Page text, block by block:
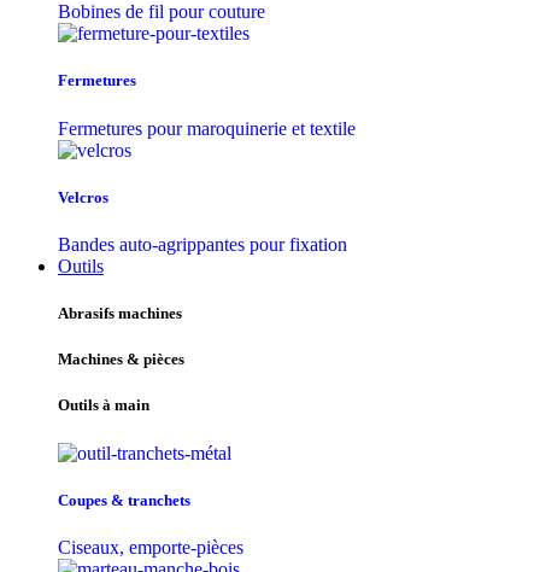
Bobines de fil pour couture
Fermetures
Fermetures pour maroquinerie et textile
Velcros
Bandes auto-agrippantes pour fixation
Outils
Abrasifs machines
Machines & pièces
Outils à main
Coupes & tranchets
Ciseaux, emporte-pièces